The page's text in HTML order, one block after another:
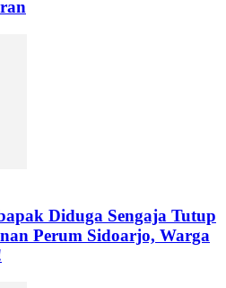
Diduga Sengaja Tutup
Perum Sidoarjo, Warga